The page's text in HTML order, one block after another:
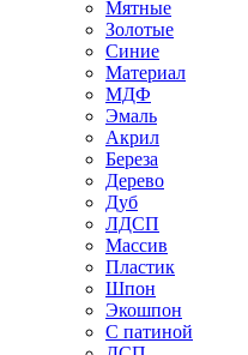
Мятные
Золотые
Синие
Материал
МДФ
Эмаль
Акрил
Береза
Дерево
Дуб
ЛДСП
Массив
Пластик
Шпон
Экошпон
С патиной